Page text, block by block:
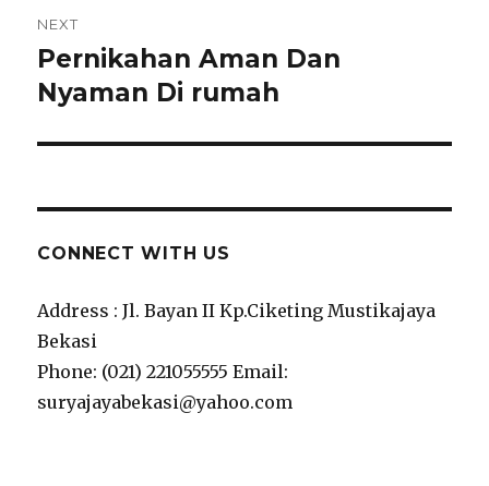
NEXT
Next
post:
Pernikahan Aman Dan
Nyaman Di rumah
CONNECT WITH US
Address : Jl. Bayan II Kp.Ciketing Mustikajaya
Bekasi
Phone: (021) 221055555 Email:
suryajayabekasi@yahoo.com